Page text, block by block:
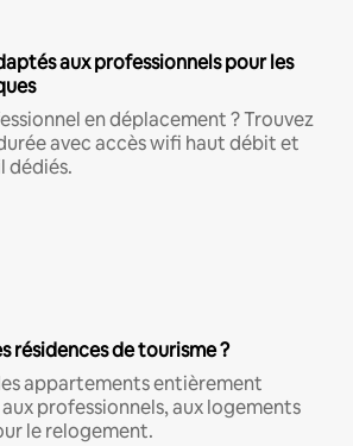
aux professionnels pour les
en déplacement ? Trouvez
avec accès wifi haut débit et
dédiés.
résidences de tourisme ?
appartements entièrement
professionnels, aux logements
le relogement.